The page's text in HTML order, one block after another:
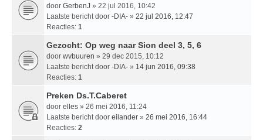
door GerbenJ » 22 jul 2016, 10:42
Laatste bericht door -DIA- » 22 jul 2016, 12:47
Reacties: 1
Gezocht: Op weg naar Sion deel 3, 5, 6
door wvbuuren » 29 dec 2015, 10:12
Laatste bericht door -DIA- » 14 jun 2016, 09:38
Reacties: 1
Preken Ds.T.Caberet
door elles » 26 mei 2016, 11:24
Laatste bericht door eilander » 26 mei 2016, 16:44
Reacties: 2